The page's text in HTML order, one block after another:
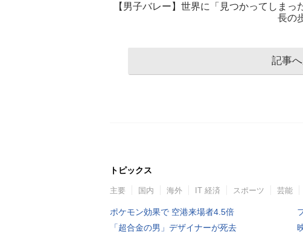
【男子バレー】世界に「見つかってしま
長の
記事
トピックス
主要 国内 海外 IT 経済 スポーツ 芸能
ポケモン効果で 空港来場者4.5倍
「超合金の男」デザイナーが死去